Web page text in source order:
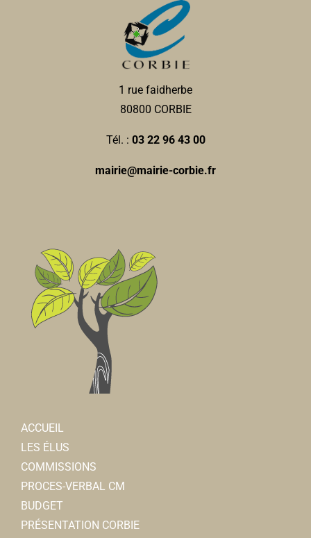
1 rue faidherbe
80800 CORBIE
Tél. : 03 22 96 43 00
mairie@mairie-corbie.fr
ACCUEIL
LES ÉLUS
COMMISSIONS
PROCES-VERBAL CM
BUDGET
PRÉSENTATION CORBIE